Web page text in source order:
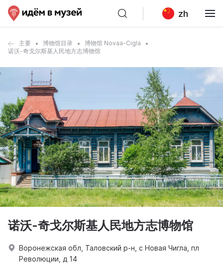
zh
主要 博物馆目录
博物馆 Novaa-Cigla
诺沃-奇戈尔斯基人民地方志博物馆
诺沃-奇戈尔斯基人民地方志博物馆
Воронежская обл, Таловский р-н, с Новая Чигла, пл
Революции, д 14